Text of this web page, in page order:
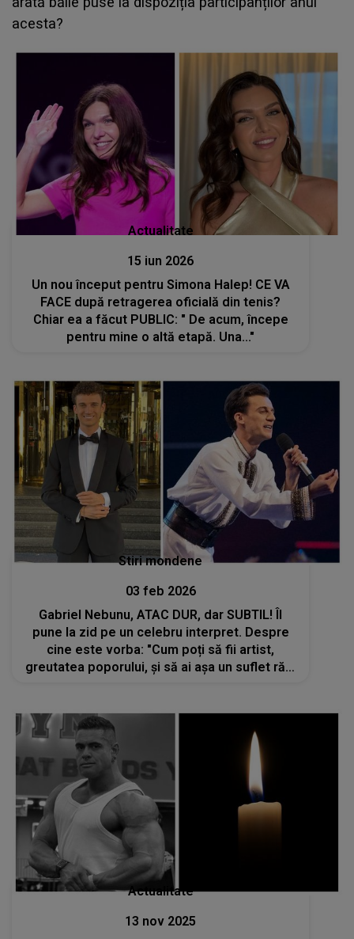
acesta?
Actualitate
15 iun 2026
Un nou început pentru Simona Halep! CE VA
FACE după retragerea oficială din tenis?
Chiar ea a făcut PUBLIC: " De acum, începe
pentru mine o altă etapă. Una..."
Stiri mondene
03 feb 2026
Gabriel Nebunu, ATAC DUR, dar SUBTIL! Îl
pune la zid pe un celebru interpret. Despre
cine este vorba: "Cum poți să fii artist,
greutatea poporului, și să ai așa un suflet rău,
Actualitate
13 nov 2025